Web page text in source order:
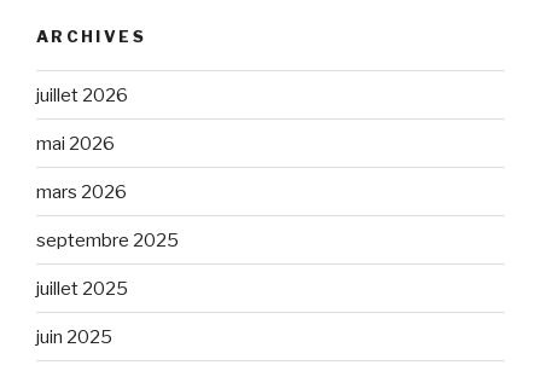
ARCHIVES
juillet 2026
mai 2026
mars 2026
septembre 2025
juillet 2025
juin 2025